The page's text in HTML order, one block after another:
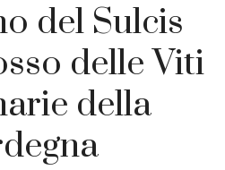
del Sulcis
delle Viti
della